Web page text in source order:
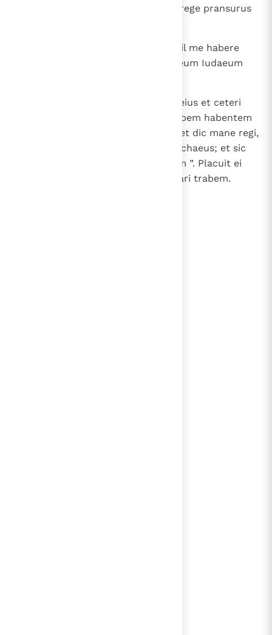
me; apud quam etiam cras cum rege pransurus
Et, cum omnia haec habeam, nihil me habere
puto, quamdiu videro Mardochaeum Iudaeum
Responderuntque ei Zares uxor eius et ceteri
amici: “ Iube parari excelsam trabem habentem
altitudinis quinquaginta cubitos et dic mane regi,
ut appendatur super eam Mardochaeus; et sic
ibis cum rege laetus ad convivium ”. Placuit ei
consilium et iussit excelsam parari trabem.